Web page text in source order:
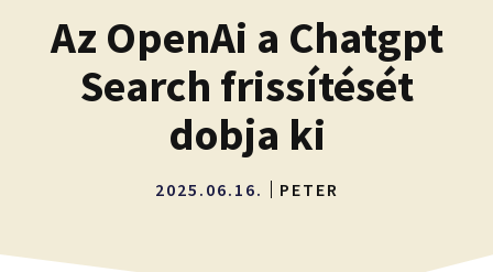
Az OpenAi a Chatgpt
Search frissítését
dobja ki
2025.06.16. PETER